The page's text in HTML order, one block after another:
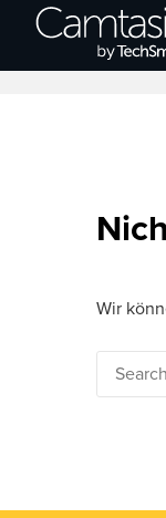
Direkt
Wir